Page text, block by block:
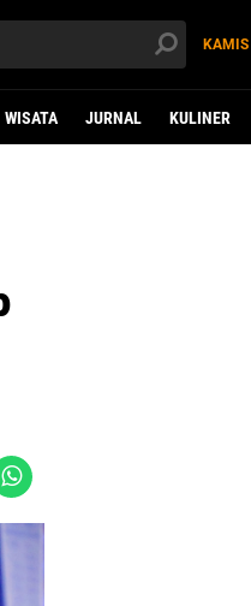
KAMIS
WISATA JURNAL KULINER